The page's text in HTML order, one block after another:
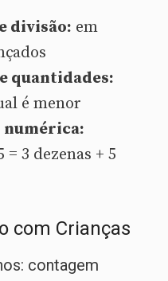
divisão: em
quantidades:
é menor
numérica:
3 dezenas + 5
com Crianças
contagem